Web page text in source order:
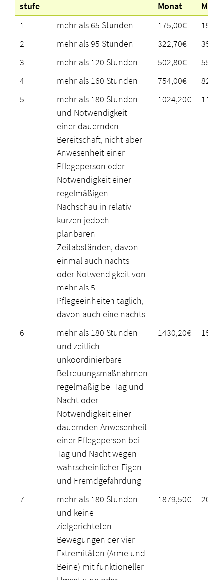
stufe
Monat
1
mehr als 65 Stunden 175,00€
2
mehr als 95 Stunden 322,70€
3
mehr als 120 Stunden 502,80€
4
mehr als 160 Stunden 754,00€
5
mehr als 180 Stunden
und Notwendigkeit
einer dauernden
Bereitschaft, nicht aber
Anwesenheit einer
Pflegeperson oder
Notwendigkeit einer
regelmäßigen
Nachschau in relativ
kurzen jedoch
planbaren
Zeitabständen, davon
einmal auch nachts
oder Notwendigkeit von
mehr als 5
Pflegeeinheiten täglich,
davon auch eine nachts
1024,20€
6
mehr als 180 Stunden
und zeitlich
unkoordinierbare
Betreuungsmaßnahmen
regelmäßig bei Tag und
Nacht oder
Notwendigkeit einer
dauernden Anwesenheit
einer Pflegeperson bei
Tag und Nacht wegen
wahrscheinlicher Eigen-
und Fremdgefährdung
1430,20€
7
mehr als 180 Stunden
und keine
zielgerichteten
Bewegungen der vier
Extremitäten (Arme und
Beine) mit funktioneller
1879,50€